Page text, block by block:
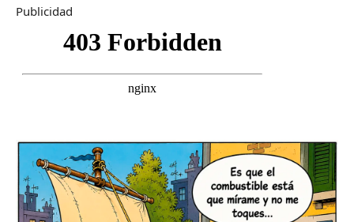
Publicidad